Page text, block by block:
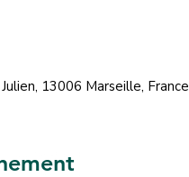
13006 Marseille, France